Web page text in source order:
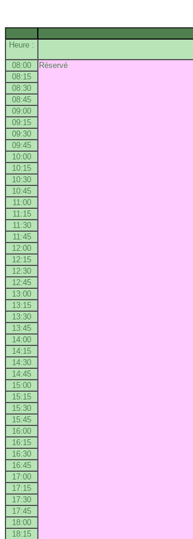
Heure :
08:00 Réservé
08:15
08:30
08:45
09:00
09:15
09:30
09:45
10:00
10:15
10:30
10:45
11:00
11:15
11:30
11:45
12:00
12:15
12:30
12:45
13:00
13:15
13:30
13:45
14:00
14:15
14:30
14:45
15:00
15:15
15:30
15:45
16:00
16:15
16:30
16:45
17:00
17:15
17:30
17:45
18:00
18:15